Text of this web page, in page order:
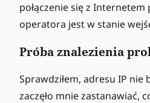
połączenie się z Internetem
operatora jest w stanie
Próba znalezienia
Sprawdziłem, adresu IP nie
zaczęło mnie zastanawiać,